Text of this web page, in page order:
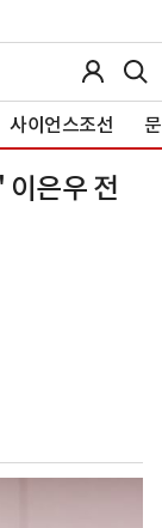
사이언스조선
이은우 전